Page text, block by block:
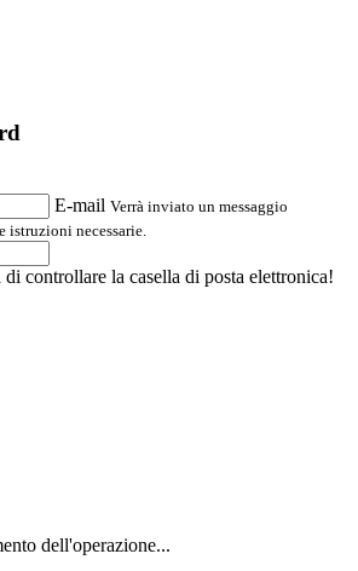
E-mail Verrà inviato un messaggio
necessarie.
controllare la casella di posta elettronica!
dell'operazione...